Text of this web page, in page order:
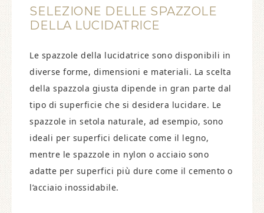
SELEZIONE DELLE SPAZZOLE
DELLA LUCIDATRICE
Le spazzole della lucidatrice sono disponibili in
diverse forme, dimensioni e materiali. La scelta
della spazzola giusta dipende in gran parte dal
tipo di superficie che si desidera lucidare. Le
spazzole in setola naturale, ad esempio, sono
ideali per superfici delicate come il legno,
mentre le spazzole in nylon o acciaio sono
adatte per superfici più dure come il cemento o
l’acciaio inossidabile.